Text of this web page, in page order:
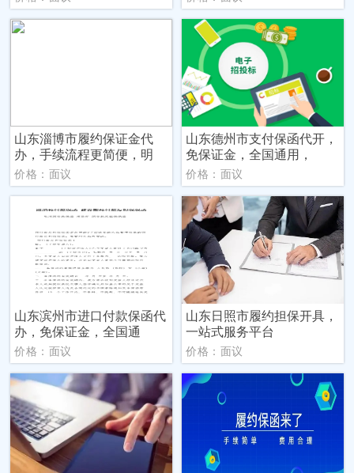
山东淄博市履约保证金代
办，手续流程更简便，明
价格：面议
山东德州市支付保函代开，
免保证金，全国通用，
价格：面议
山东滨州市进口付款保函代
办，免保证金，全国通
价格：面议
山东日照市履约担保开具，
一站式服务平台
价格：面议